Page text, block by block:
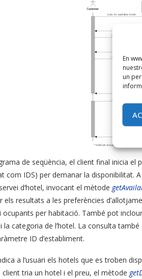
En
un
de seqüència, el client final inicia
com IDS) per demanar la disponibilitat.
d’hotel, invocant el mètode
els resultats a les preferències
ocupants per habitació. També pot
la categoria de l’hotel. La consulta
ID d’establiment.
a l’usuari els hotels que es troben
client tria un hotel i el preu, el mètode